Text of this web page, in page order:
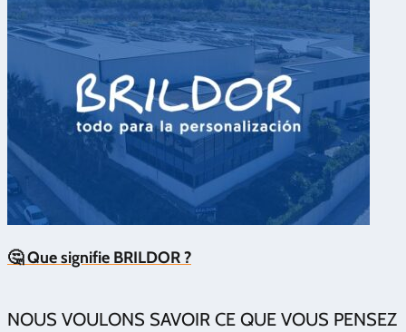
🤔 Que signifie BRILDOR ?
NOUS VOULONS SAVOIR CE QUE VOUS PENSEZ